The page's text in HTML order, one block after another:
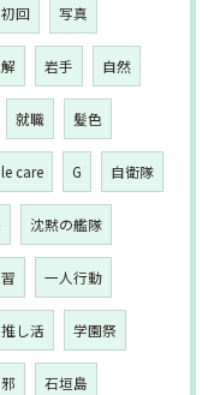
初回 写真
岩手 自然
就職 髪色
care G 自衛隊
沈黙の艦隊
一人行動
推し活 学園祭
石垣島